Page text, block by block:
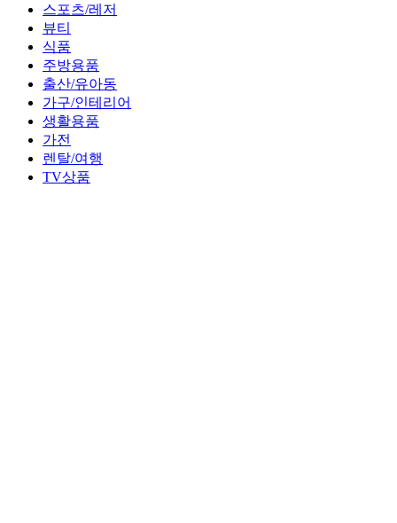
스포츠/레저
뷰티
식품
주방용품
출산/유아동
가구/인테리어
생활용품
가전
렌탈/여행
TV상품